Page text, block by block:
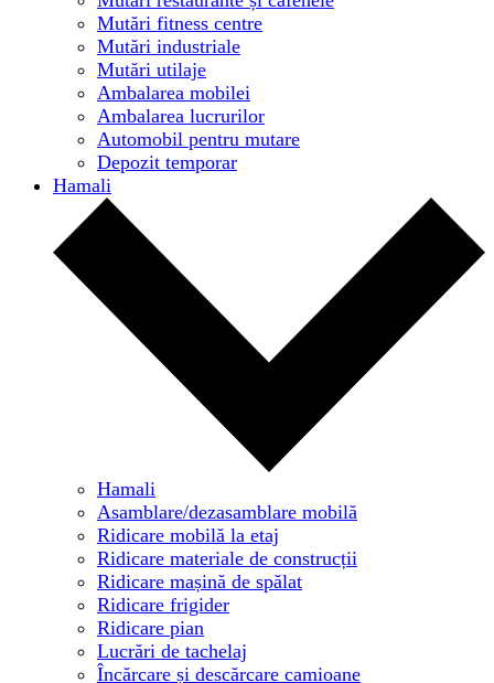
Mutări fitness centre
Mutări industriale
Mutări utilaje
Ambalarea mobilei
Ambalarea lucrurilor
Automobil pentru mutare
Depozit temporar
Hamali
Hamali
Asamblare/dezasamblare mobilă
Ridicare mobilă la etaj
Ridicare materiale de construcții
Ridicare mașină de spălat
Ridicare frigider
Ridicare pian
Lucrări de tachelaj
Încărcare și descărcare camioane